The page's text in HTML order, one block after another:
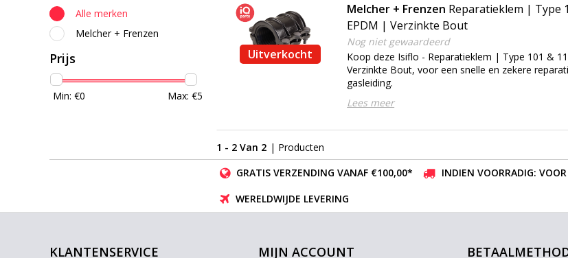
Alle merken
Melcher + Frenzen
Prijs
Min: €0 Max: €5
Uitverkocht
Melcher + Frenzen Reparatieklem | Type
EPDM | Verzinkte Bout
Nog niet gewaardeerd
Koop deze Isiflo - Reparatieklem | Type 101 &
Verzinkte Bout, voor een snelle en zekere
gasleiding.
Lees meer
1 - 2 Van 2 | Producten
GRATIS VERZENDING VANAF €100,00*
INDIEN VOORRADIG:
WERELDWIJDE LEVERING
KLANTENSERVICE MIJN ACCOUNT